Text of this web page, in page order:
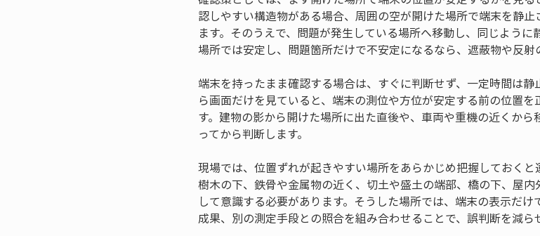
認しやすい構造物がある場合、周囲の空が開けた場所で端末を静
ます。そのうえで、問題が発生している場所へ移動し、同じよう
場所では安定し、問題箇所だけで不安定になるなら、遮蔽物や反射
端末を持ったまま確認する場合は、すぐに判断せず、一定時間は
ら画面だけを見ていると、端末の測位や方位が安定する前の位置
す。建物の影から開けた場所に出た直後や、車両や重機の近くか
ってから判断します。
現場では、位置ずれが起きやすい場所をあらかじめ把握しておくと
樹木の下、鉄骨や金属物の近く、切土や盛土の端部、橋の下、屋
して意識する必要があります。そうした場所では、端末の表示だ
成果、別の測定手段との照合を組み合わせることで、誤判断を減ら